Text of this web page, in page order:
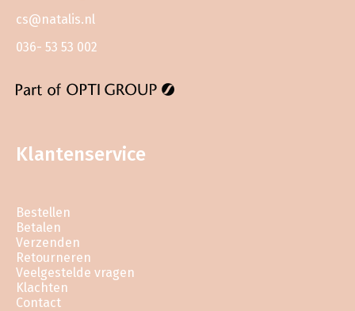
cs@natalis.nl
036- 53 53 002
Klantenservice
Bestellen
Betalen
Verzenden
Retourneren
Veelgestelde vragen
Klachten
Contact